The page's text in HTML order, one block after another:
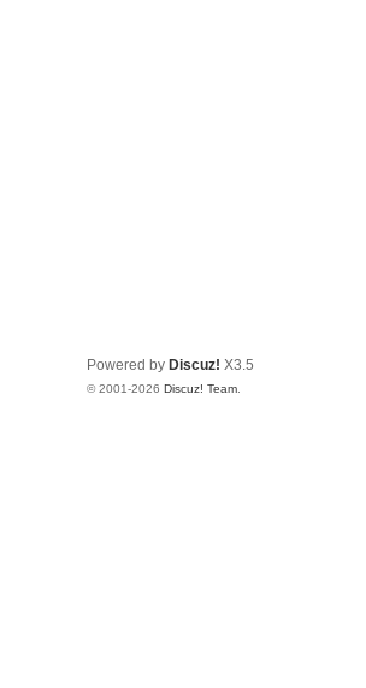
Powered by Discuz! X3.5
© 2001-2026 Discuz! Team